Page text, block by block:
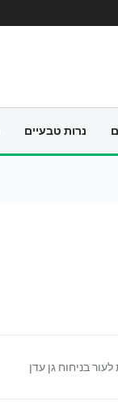
נרות טבעיים
בניחוח גן עדן